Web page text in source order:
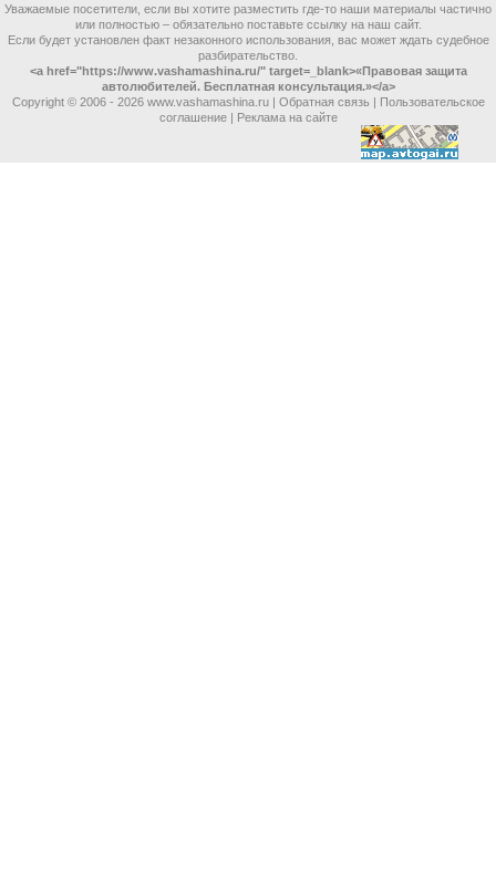
Уважаемые посетители, если вы хотите разместить где-то наши материалы частично
или полностью – обязательно поставьте ссылку на наш сайт.
Если будет установлен факт незаконного использования, вас может ждать судебное
разбирательство.
<a href="https://www.vashamashina.ru/" target=_blank>«Правовая защита
автолюбителей. Бесплатная консультация.»</a>
Copyright © 2006 - 2026 www.vashamashina.ru | Обратная связь | Пользовательское
соглашение| Реклама на сайте